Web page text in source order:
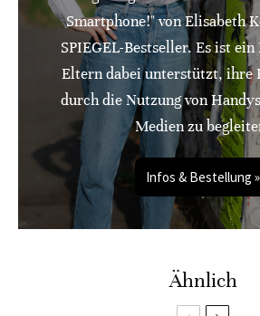
Smartphone!" von Elisabeth
SPIEGEL-Bestseller. Es ist ein
Eltern dabei unterstützt, ihre
durch die Nutzung von
Medien zu
Infos & Bestellung »
Ähnlich